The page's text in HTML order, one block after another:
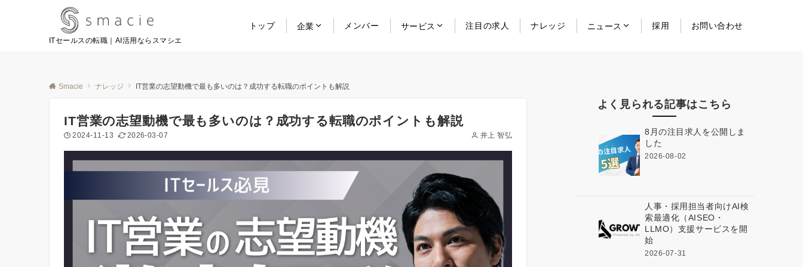
ITセールスの転職｜AI活用ならスマシエ
トップ 企業 メンバー サービス 注目の求人 ナレッジ ニュース 採用 お問い合わせ
Smacie ナレッジ IT営業の志望動機で最も多いのは？成功する転職のポイントも解説
IT営業の志望動機で最も多いのは？成功する転職のポイントも解説
2024-11-13 2026-03-07 井上 智弘
よく見られる記事はこちら
8月の注目求人を公開しま
した
2026-08-02
人事・採用担当者向けAI検
索最適化（AISEO・
LLMO）支援サービスを開
始
2026-07-31